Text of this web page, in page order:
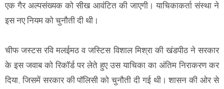
एक गैर अल्पसंख्यक को सीख आवंटित की जाएगी। याचिकाकर्ता संस्था ने
इस नए नियम को चुनौती दी थी।
चीफ जस्टस रवि मलईमठ व जस्टिस विशाल मिश्रा की खंडपीठ ने सरकार
के इस जवाब को रिकॉर्ड पर लेते हुए उस याचिका का अंतिम निराकरण कर
दिया, जिसमें सरकार की पॉलिसी को चुनौती दी गई थी। शासन की ओर से